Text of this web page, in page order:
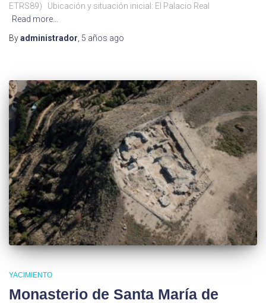
ETRS89) Ubicación y situación inicial: El Palacio Real
Read more…
Byadministrador 5 años ago
YACIMIENTO
Monasterio de Santa María de